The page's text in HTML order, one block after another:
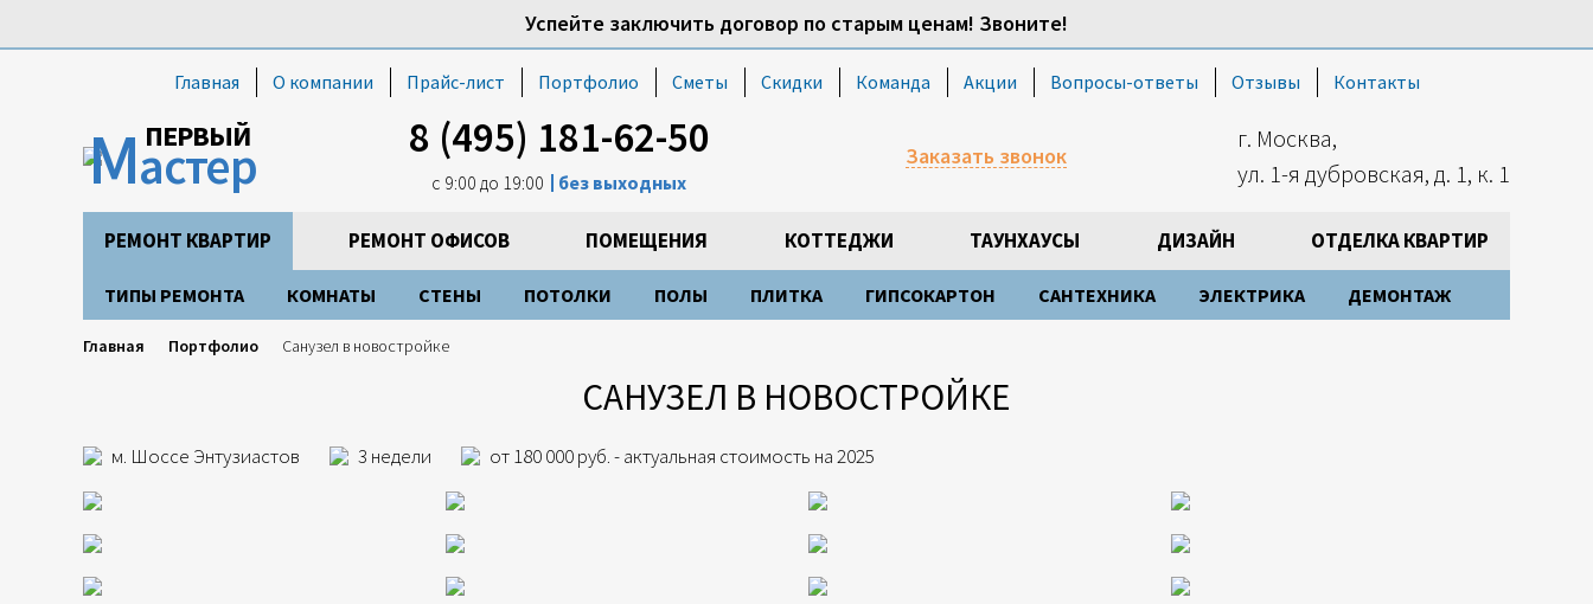
Главная О компании Прайс-лист Портфолио Сметы Скидки Команда Акции Вопросы-ответы Отзывы Контакты
ПЕРВЫЙ
Мастер 8 (495) 181-62-50
с 9:00 до 19:00 без выходных
Заказать звонок
г. Москва,
ул. 1-я дубровская, д. 1, к. 1
РЕМОНТ КВАРТИР
ТИПЫ РЕМОНТА КОМНАТЫ СТЕНЫ ПОТОЛКИ ПОЛЫ ПЛИТКА ГИПСОКАРТОН САНТЕХНИКА ЭЛЕКТРИКА ДЕМОНТАЖ
РЕМОНТ ОФИСОВ ПОМЕЩЕНИЯ КОТТЕДЖИ ТАУНХАУСЫ ДИЗАЙН ОТДЕЛКА КВАРТИР
Успейте заключить договор по старым ценам! Звоните!
Главная Портфолио Санузел в новостройке
САНУЗЕЛ В НОВОСТРОЙКЕ
м. Шоссе Энтузиастов 3 недели от 180 000 руб. - актуальная стоимость на 2025